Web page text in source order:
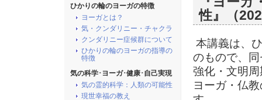
性』（
本講義は、
のもので、
強化・文明
ヨーガ・仏
ひかりの輪のヨーガの特徴
ヨーガとは？
気・クンダリニー・チャクラ
クンダリニー症候群について
ひかりの輪のヨーガの指導の
特徴
気の科学･ヨーガ･健康･自己実現
気の霊的科学：人類の可能性
現世幸福の教え